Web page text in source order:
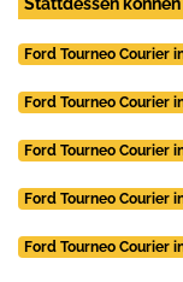
Ford Tourneo Courier
Ford Tourneo Courier
Ford Tourneo Courier
Ford Tourneo Courier
Ford Tourneo Courier